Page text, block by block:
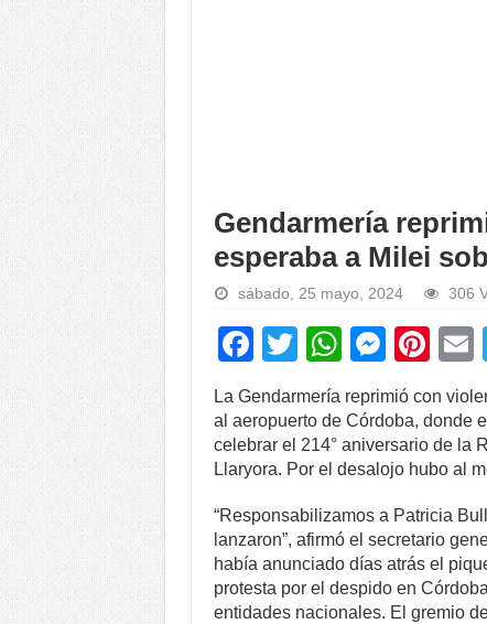
Gendarmería
esperaba a Milei
sábado, 25 mayo, 2024 306
F
c
e
b
o
o
k
T
wi
tt
er
W
at
s
A
p
p
M
e
ss
e
n
g
er
Pi
nt
er
e
st
La Gendarmería reprimió con
al aeropuerto de Córdoba, donde
celebrar el 214° aniversario de la
Llaryora. Por el desalojo hubo al
“Responsabilizamos a Patricia
lanzaron”, afirmó el secretario
había anunciado días atrás el
protesta por el despido en
entidades nacionales. El gremio